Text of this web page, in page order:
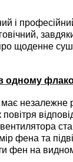
і
щоденне
в одному
незалежне
фена та
фен на